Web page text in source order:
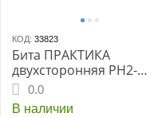
КОД: 33823
Бита ПРАКТИКА
двухсторонняя PH2-
SL0.5*4 65мм (2шт)
блистер (776-546) Профи
0.0
В наличии